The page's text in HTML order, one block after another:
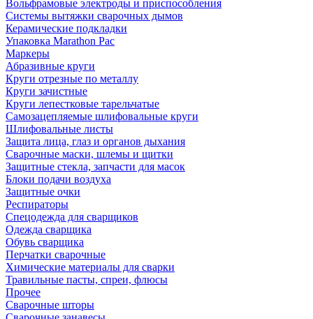
Вольфрамовые электроды и приспособления
Системы вытяжки сварочных дымов
Керамические подкладки
Упаковка Marathon Pac
Маркеры
Абразивные круги
Круги отрезные по металлу
Круги зачистные
Круги лепестковые тарельчатые
Самозацепляемые шлифовальные круги
Шлифовальные листы
Защита лица, глаз и органов дыхания
Сварочные маски, шлемы и щитки
Защитные стекла, запчасти для масок
Блоки подачи воздуха
Защитные очки
Респираторы
Спецодежда для сварщиков
Одежда сварщика
Обувь сварщика
Перчатки сварочные
Химические материалы для сварки
Травильные пасты, спреи, флюсы
Прочее
Сварочные шторы